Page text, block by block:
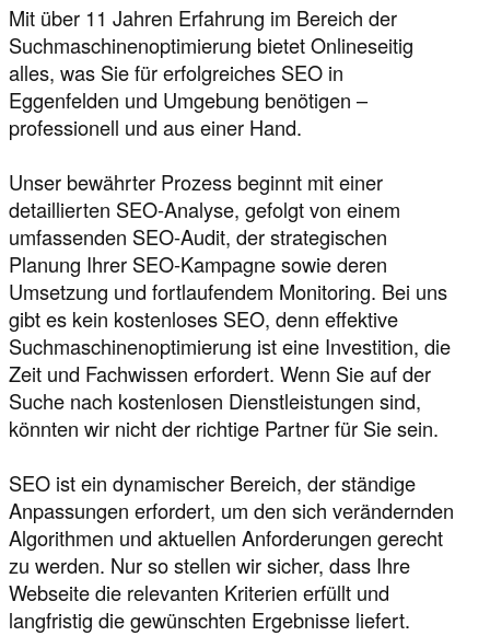
Mit über 11 Jahren Erfahrung im Bereich der
Suchmaschinenoptimierung bietet Onlineseitig
alles, was Sie für erfolgreiches SEO in
Eggenfelden und Umgebung benötigen –
professionell und aus einer Hand.
Unser bewährter Prozess beginnt mit einer
detaillierten SEO-Analyse, gefolgt von einem
umfassenden SEO-Audit, der strategischen
Planung Ihrer SEO-Kampagne sowie deren
Umsetzung und fortlaufendem Monitoring. Bei uns
gibt es kein kostenloses SEO, denn effektive
Suchmaschinenoptimierung ist eine Investition, die
Zeit und Fachwissen erfordert. Wenn Sie auf der
Suche nach kostenlosen Dienstleistungen sind,
könnten wir nicht der richtige Partner für Sie sein.
SEO ist ein dynamischer Bereich, der ständige
Anpassungen erfordert, um den sich verändernden
Algorithmen und aktuellen Anforderungen gerecht
zu werden. Nur so stellen wir sicher, dass Ihre
Webseite die relevanten Kriterien erfüllt und
langfristig die gewünschten Ergebnisse liefert.